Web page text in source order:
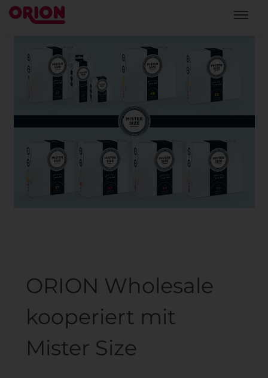
ORION Wholesale
kooperiert mit
Mister Size